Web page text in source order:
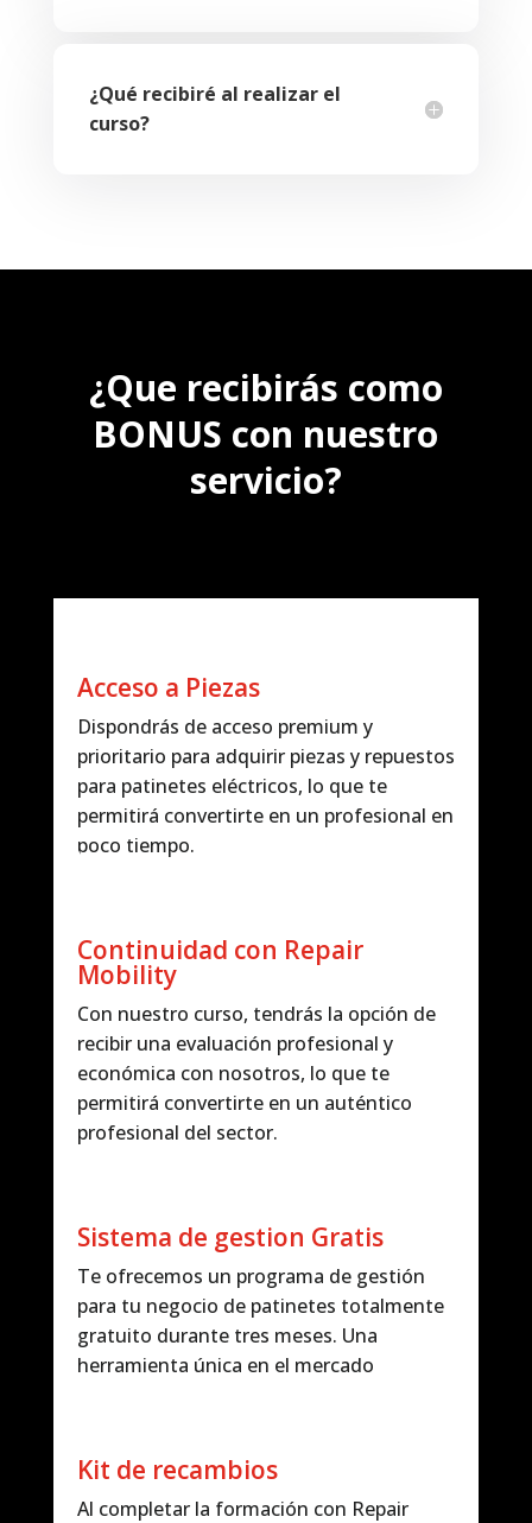
¿Qué recibiré al realizar el
curso?
¿Que recibirás como
BONUS con nuestro
servicio?
Acceso a Piezas
Dispondrás de acceso premium y
prioritario para adquirir piezas y repuestos
para patinetes eléctricos, lo que te
permitirá convertirte en un profesional en
poco tiempo.
Continuidad con Repair
Mobility
Con nuestro curso, tendrás la opción de
recibir una evaluación profesional y
económica con nosotros, lo que te
permitirá convertirte en un auténtico
profesional del sector.
Sistema de gestion Gratis
Te ofrecemos un programa de gestión
para tu negocio de patinetes totalmente
gratuito durante tres meses. Una
herramienta única en el mercado
Kit de recambios
Al completar la formación con Repair